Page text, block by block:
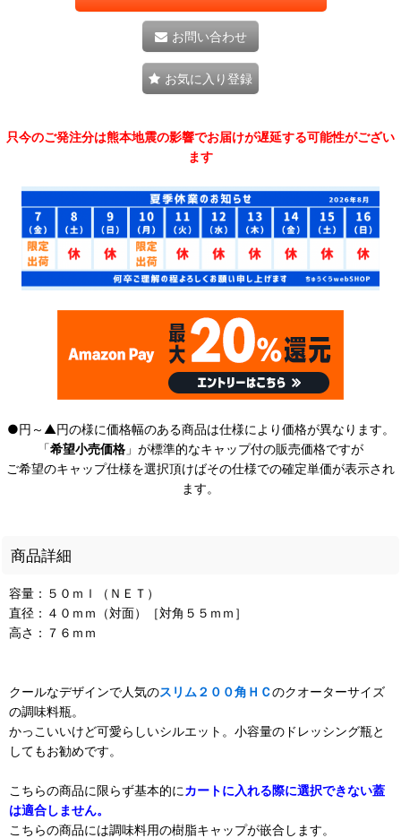
お問い合わせ
お気に入り登録
只今のご発注分は熊本地震の影響でお届けが遅延する可能性がござい
ます
●円～▲円の様に価格幅のある商品は仕様により価格が異なります。
「希望小売価格 」が標準的なキャップ付の販売価格ですが
ご希望のキャップ仕様を選択頂けばその仕様での確定単価が表示され
ます。
商品詳細
容量：５０ｍｌ（ＮＥＴ）
直径：４０ｍｍ（対面）［対角５５ｍｍ］
高さ：７６ｍｍ
クールなデザインで人気のスリム２００角ＨＣのクオーターサイズ
の調味料瓶。
かっこいいけど可愛らしいシルエット。小容量のドレッシング瓶と
してもお勧めです。
こちらの商品に限らず基本的にカートに入れる際に選択できない蓋
は適合しません。
こちらの商品には調味料用の樹脂キャップが嵌合します。